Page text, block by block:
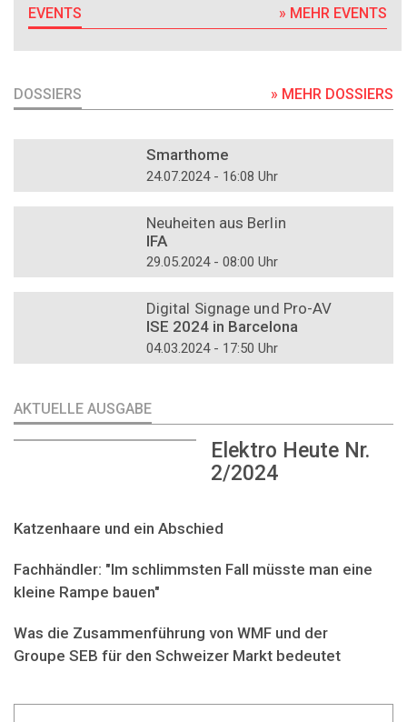
EVENTS » MEHR EVENTS
DOSSIERS » MEHR DOSSIERS
Smarthome
24.07.2024 - 16:08 Uhr
Neuheiten aus Berlin
IFA
29.05.2024 - 08:00 Uhr
Digital Signage und Pro-AV
ISE 2024 in Barcelona
04.03.2024 - 17:50 Uhr
AKTUELLE AUSGABE
Elektro Heute Nr.
2/2024
Katzenhaare und ein Abschied
Fachhändler: "Im schlimmsten Fall müsste man eine
kleine Rampe bauen"
Was die Zusammenführung von WMF und der
Groupe SEB für den Schweizer Markt bedeutet